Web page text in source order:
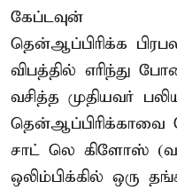
கேப்டவுன்
தென்ஆப்பிரிக்க
விபத்தில் எரிந்து
வசித்த முதியவர்
தென்ஆப்பிரிக்காவை
சாட் லெ கிளோஸ்
ஒலிம்பிக்கில் ஒரு